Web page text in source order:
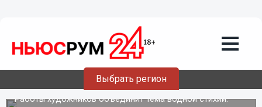
Выбрать регион
09.03.201909:09
Международная выставка «Река-море»
откроется в «Рекорде»
Работы художников объединит тема водной стихии.